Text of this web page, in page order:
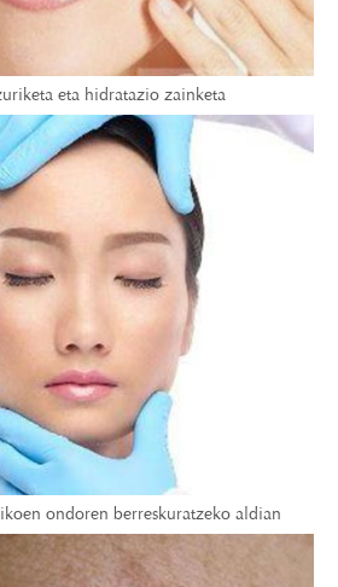
eta hidratazio zainketa
ondoren berreskuratzeko aldian